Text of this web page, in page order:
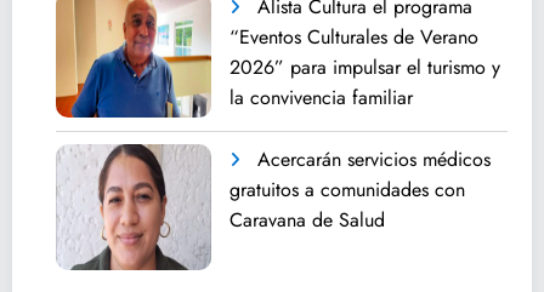
Alista Cultura el programa
“Eventos Culturales de Verano
2026” para impulsar el turismo y
la convivencia familiar
Acercarán servicios médicos
gratuitos a comunidades con
Caravana de Salud